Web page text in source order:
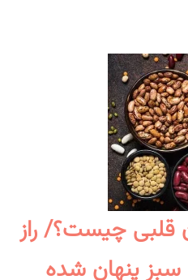
قلبی چیست؟/ راز
سبز پنهان شده